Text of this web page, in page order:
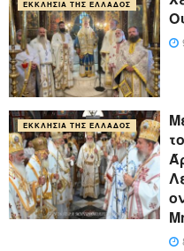
ΕΚΚΛΗΣΊΑ ΤΗΣ ΕΛΛΆΔΟΣ
ΕΚΚΛΗΣΊΑ ΤΗΣ ΕΛΛΆΔΟΣ